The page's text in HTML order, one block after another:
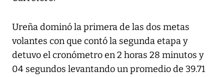
Ureña dominó la primera de las dos metas
volantes con que contó la segunda etapa y
detuvo el cronómetro en 2 horas 28 minutos y
04 segundos levantando un promedio de 39.71